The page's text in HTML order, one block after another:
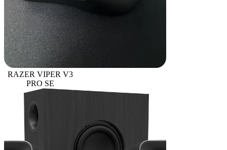
RAZER VIPER V3
PRO SE